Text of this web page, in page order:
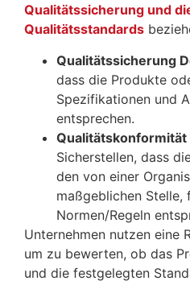
Qualitätssicherung und
Qualitätsstandards
Qualitätssicherung
dass die Produkte
Spezifikationen und
entsprechen.
Qualitätskonformität
Sicherstellen, dass
den von einer
maßgeblichen Stelle,
Normen/Regeln
Unternehmen nutzen eine
um zu bewerten, ob das
und die festgelegten